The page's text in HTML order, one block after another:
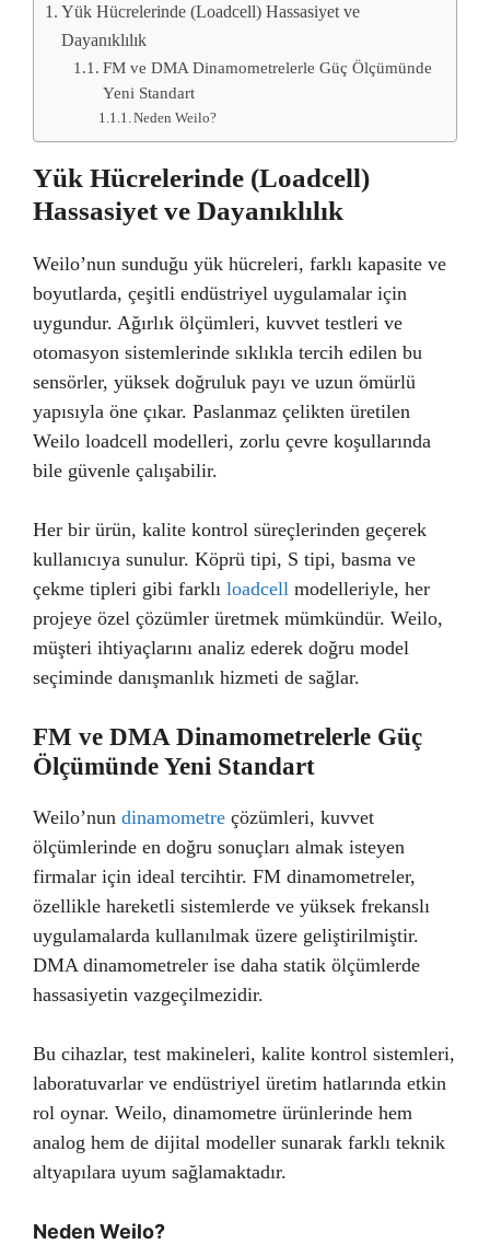
Yük Hücrelerinde (Loadcell) Hassasiyet ve
Dayanıklılık
FM ve DMA Dinamometrelerle Güç Ölçümünde
Yeni Standart
Neden Weilo?
Yük Hücrelerinde (Loadcell)
Hassasiyet ve Dayanıklılık
Weilo’nun sunduğu yük hücreleri, farklı kapasite ve
boyutlarda, çeşitli endüstriyel uygulamalar için
uygundur. Ağırlık ölçümleri, kuvvet testleri ve
otomasyon sistemlerinde sıklıkla tercih edilen bu
sensörler, yüksek doğruluk payı ve uzun ömürlü
yapısıyla öne çıkar. Paslanmaz çelikten üretilen
Weilo loadcell modelleri, zorlu çevre koşullarında
bile güvenle çalışabilir.
Her bir ürün, kalite kontrol süreçlerinden geçerek
kullanıcıya sunulur. Köprü tipi, S tipi, basma ve
çekme tipleri gibi farklı loadcell modelleriyle, her
projeye özel çözümler üretmek mümkündür. Weilo,
müşteri ihtiyaçlarını analiz ederek doğru model
seçiminde danışmanlık hizmeti de sağlar.
FM ve DMA Dinamometrelerle Güç
Ölçümünde Yeni Standart
Weilo’nun dinamometre çözümleri, kuvvet
ölçümlerinde en doğru sonuçları almak isteyen
firmalar için ideal tercihtir. FM dinamometreler,
özellikle hareketli sistemlerde ve yüksek frekanslı
uygulamalarda kullanılmak üzere geliştirilmiştir.
DMA dinamometreler ise daha statik ölçümlerde
hassasiyetin vazgeçilmezidir.
Bu cihazlar, test makineleri, kalite kontrol sistemleri,
laboratuvarlar ve endüstriyel üretim hatlarında etkin
rol oynar. Weilo, dinamometre ürünlerinde hem
analog hem de dijital modeller sunarak farklı teknik
altyapılara uyum sağlamaktadır.
Neden Weilo?